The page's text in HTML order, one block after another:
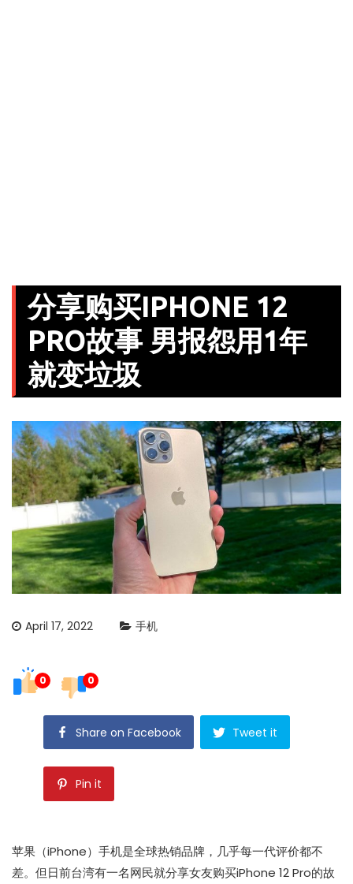
分享购买IPHONE 12
PRO故事 男报怨用1年
就变垃圾
April 17, 2022 手机
0 0
Share on Facebook Tweet it
Pin it
苹果（iPhone）手机是全球热销品牌，几乎每一代评价都不
差。但日前台湾有一名网民就分享女友购买iPhone 12 Pro的故